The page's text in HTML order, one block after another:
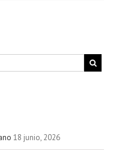
18 junio, 2026